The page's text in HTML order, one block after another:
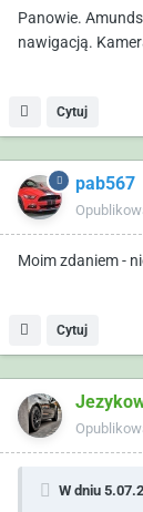
Panowie.
nawigacją.
Cytuj
pab567
Moim zdaniem -
Cytuj
W dniu